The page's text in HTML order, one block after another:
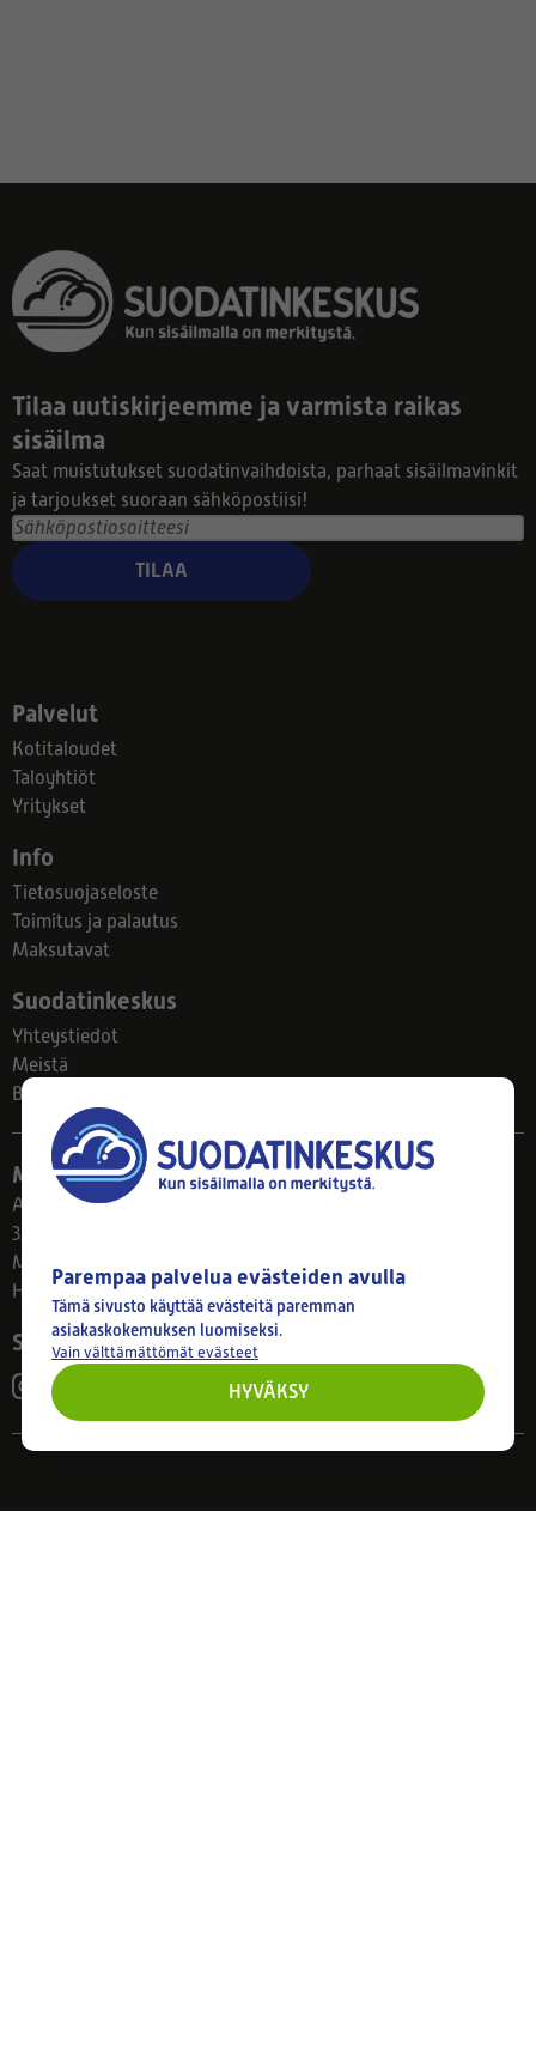
Tilaa uutiskirjeemme ja varmista raikas
sisäilma
Saat muistutukset suodatinvaihdoista, parhaat sisäilmavinkit
ja tarjoukset suoraan sähköpostiisi!
TILAA
Palvelut
Kotitaloudet
Taloyhtiöt
Yritykset
Info
Tietosuojaseloste
Toimitus ja palautus
Maksutavat
Suodatinkeskus
Yhteystiedot
Meistä
Blogi
Myymälä
Ahlmanintie 61
33800 Tampere
Ma–Pe 8–17
Huom! Myymälän poikkeusaukiolot: 27.7.-21.8. klo 8-16
Seuraa meitä
Parempaa palvelua evästeiden avulla
Tämä sivusto käyttää evästeitä paremman
asiakaskokemuksen luomiseksi.
Vain välttämättömät evästeet
HYVÄKSY